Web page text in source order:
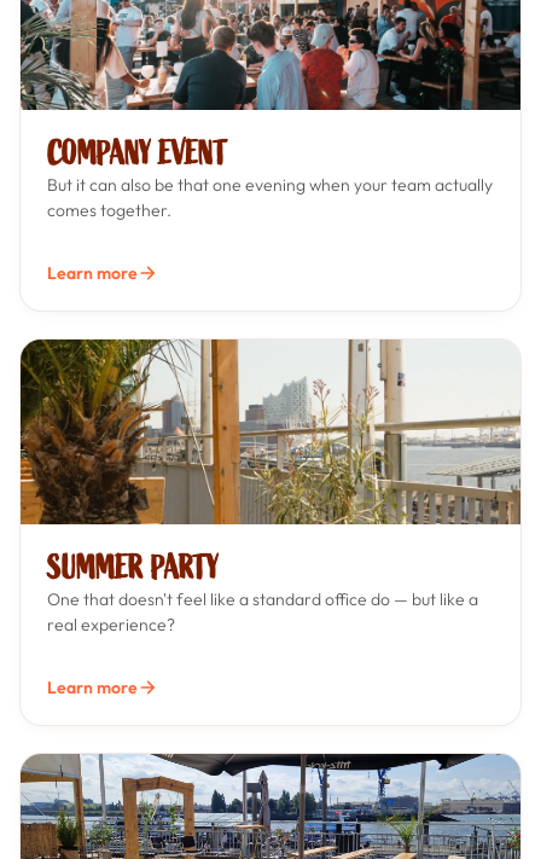
COMPANY EVENT
But it can also be that one evening when your team actually
comes together.
Learn more
SUMMER PARTY
One that doesn't feel like a standard office do — but like a
real experience?
Learn more